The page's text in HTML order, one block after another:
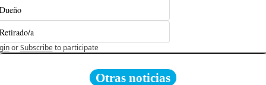
a
or Subscribe to participate
Otras noticias